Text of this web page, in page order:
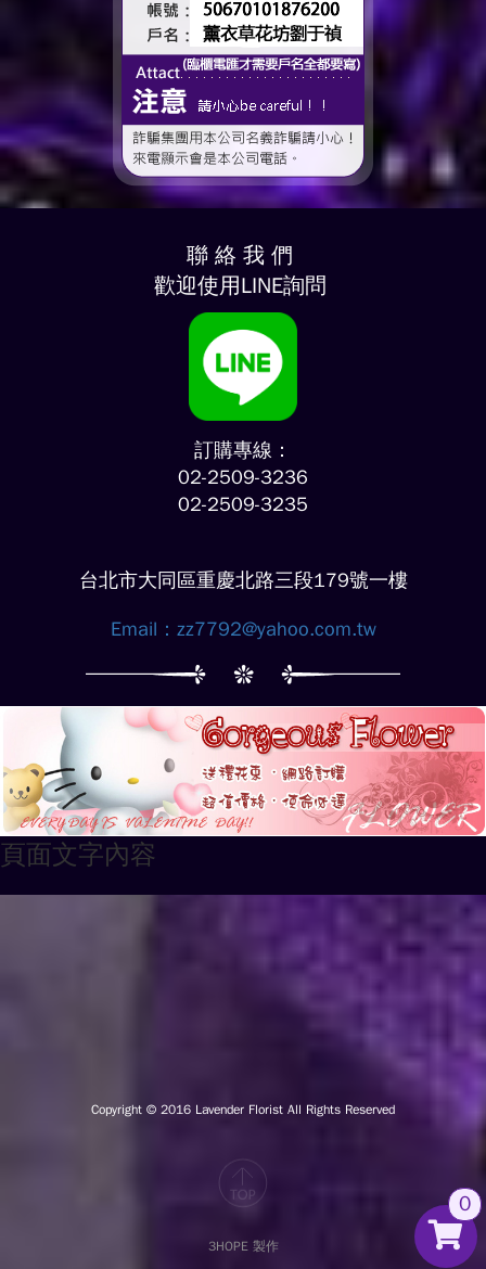
聯 絡 我 們
歡迎使用LINE詢問
訂購專線：
02-2509-3236
02-2509-3235
台北市大同區重慶北路三段179號一樓
Email： zz7792@yahoo.com.tw
頁面文字內容
Copyright © 2016 Lavender Florist All Rights Reserved
3HOPE 製作
0